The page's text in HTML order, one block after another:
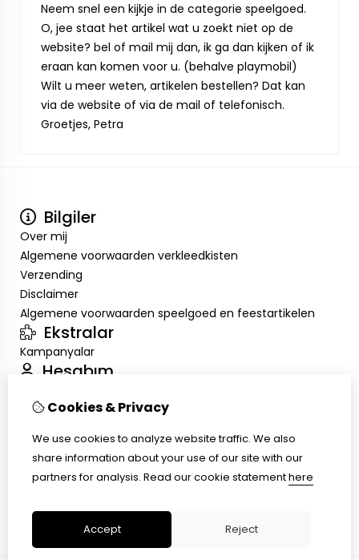
Neem snel een kijkje in de categorie speelgoed.
O, jee staat het artikel wat u zoekt niet op de
website? bel of mail mij dan, ik ga dan kijken of ik
eraan kan komen voor u. (behalve playmobil)
Wilt u meer weten, artikelen bestellen? Dat kan
via de website of via de mail of telefonisch.
Groetjes, Petra
Bilgiler
Over mij
Algemene voorwaarden verkleedkisten
Verzending
Disclaimer
Algemene voorwaarden speelgoed en feestartikelen
Ekstralar
Kampanyalar
Hesabım
Sipariş Geçmişim
Müşteri Servisi
Ürün İadesi
Cookies & Privacy
We use cookies to analyze website traffic. We also
share information about your use of our site with our
partners for analysis. Read our cookie statementhere
Accept Reject